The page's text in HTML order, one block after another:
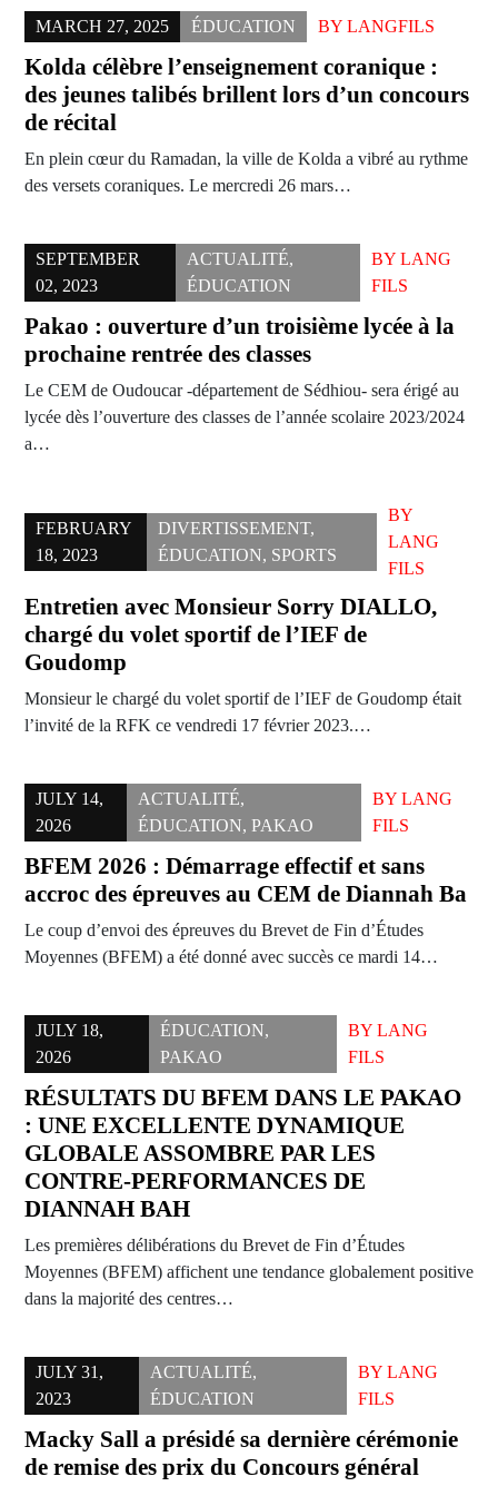
MARCH 27, 2025 ÉDUCATION BY LANGFILS
Kolda célèbre l’enseignement coranique :
des jeunes talibés brillent lors d’un concours
de récital
En plein cœur du Ramadan, la ville de Kolda a vibré au rythme
des versets coraniques. Le mercredi 26 mars…
SEPTEMBER
02, 2023
ACTUALITÉ,
ÉDUCATION
BY LANG
FILS
Pakao : ouverture d’un troisième lycée à la
prochaine rentrée des classes
Le CEM de Oudoucar -département de Sédhiou- sera érigé au
lycée dès l’ouverture des classes de l’année scolaire 2023/2024
a…
FEBRUARY
18, 2023
DIVERTISSEMENT,
ÉDUCATION, SPORTS
BY
LANG
FILS
Entretien avec Monsieur Sorry DIALLO,
chargé du volet sportif de l’IEF de
Goudomp
Monsieur le chargé du volet sportif de l’IEF de Goudomp était
l’invité de la RFK ce vendredi 17 février 2023.…
JULY 14,
2026
ACTUALITÉ,
ÉDUCATION, PAKAO
BYLANG
FILS
BFEM 2026 : Démarrage effectif et sans
accroc des épreuves au CEM de Diannah Ba
Le coup d’envoi des épreuves du Brevet de Fin d’Études
Moyennes (BFEM) a été donné avec succès ce mardi 14…
JULY 18,
2026
ÉDUCATION,
PAKAO
BY LANG
FILS
RÉSULTATS DU BFEM DANS LE PAKAO
: UNE EXCELLENTE DYNAMIQUE
GLOBALE ASSOMBRE PAR LES
CONTRE-PERFORMANCES DE
DIANNAH BAH
Les premières délibérations du Brevet de Fin d’Études
Moyennes (BFEM) affichent une tendance globalement positive
dans la majorité des centres…
JULY 31,
2023
ACTUALITÉ,
ÉDUCATION
BYLANG
FILS
Macky Sall a présidé sa dernière cérémonie
de remise des prix du Concours général